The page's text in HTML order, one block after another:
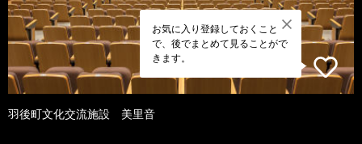
お気に入り登録しておくこと
で、後でまとめて見ることがで
きます。
羽後町文化交流施設 美里音